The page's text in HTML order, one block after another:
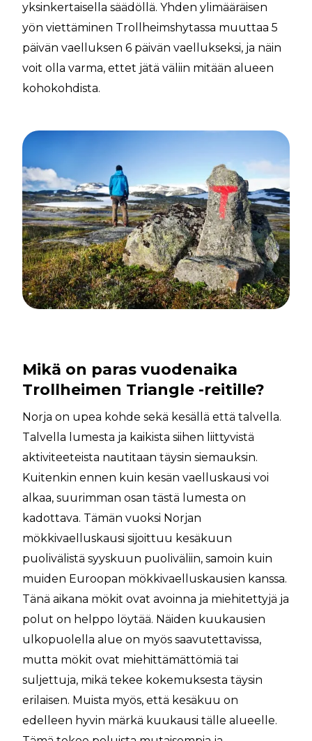
yksinkertaisella säädöllä. Yhden ylimääräisen
yön viettäminen Trollheimshytassa muuttaa 5
päivän vaelluksen 6 päivän vaellukseksi, ja näin
voit olla varma, ettet jätä väliin mitään alueen
kohokohdista.
Mikä on paras vuodenaika
Trollheimen Triangle -reitille?
Norja on upea kohde sekä kesällä että talvella.
Talvella lumesta ja kaikista siihen liittyvistä
aktiviteeteista nautitaan täysin siemauksin.
Kuitenkin ennen kuin kesän vaelluskausi voi
alkaa, suurimman osan tästä lumesta on
kadottava. Tämän vuoksi Norjan
mökkivaelluskausi sijoittuu kesäkuun
puolivälistä syyskuun puoliväliin, samoin kuin
muiden Euroopan mökkivaelluskausien kanssa.
Tänä aikana mökit ovat avoinna ja miehitettyjä ja
polut on helppo löytää. Näiden kuukausien
ulkopuolella alue on myös saavutettavissa,
mutta mökit ovat miehittämättömiä tai
suljettuja, mikä tekee kokemuksesta täysin
erilaisen. Muista myös, että kesäkuu on
edelleen hyvin märkä kuukausi tälle alueelle.